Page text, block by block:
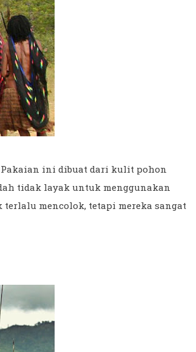
Pakaian ini dibuat dari kulit pohon
tidak layak untuk menggunakan
mencolok, tetapi mereka sangat